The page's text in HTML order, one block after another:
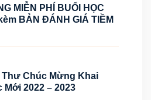
MIỄN PHÍ BUỔI HỌC
BẢN ĐÁNH GIÁ TIỀM
Chúc Mừng Khai
Mới 2022 – 2023